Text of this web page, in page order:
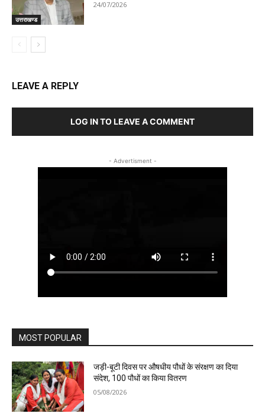
उत्तराखण्ड
24/07/2026
LEAVE A REPLY
LOG IN TO LEAVE A COMMENT
- Advertisment -
MOST POPULAR
जड़ी-बूटी दिवस पर औषधीय पौधों के संरक्षण का दिया
संदेश, 100 पौधों का किया वितरण
05/08/2026